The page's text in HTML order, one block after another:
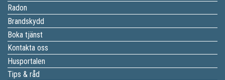
Radon
Brandskydd
Boka tjänst
Kontakta oss
Husportalen
Tips & råd